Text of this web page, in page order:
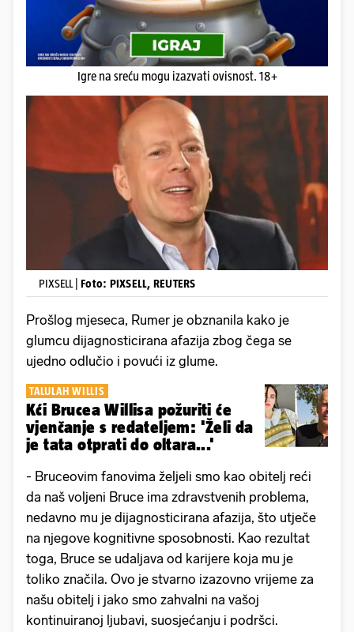
Igre na sreću mogu izazvati ovisnost. 18+
PIXSELL | Foto: PIXSELL, REUTERS
Prošlog mjeseca, Rumer je obznanila kako je
glumcu dijagnosticirana afazija zbog čega se
ujedno odlučio i povući iz glume.
TALULAH WILLIS
Kći Brucea Willisa požuriti će
vjenčanje s redateljem: 'Želi da
je tata otprati do oltara...'
- Bruceovim fanovima željeli smo kao obitelj reći
da naš voljeni Bruce ima zdravstvenih problema,
nedavno mu je dijagnosticirana afazija, što utječe
na njegove kognitivne sposobnosti. Kao rezultat
toga, Bruce se udaljava od karijere koja mu je
toliko značila. Ovo je stvarno izazovno vrijeme za
našu obitelj i jako smo zahvalni na vašoj
kontinuiranoj ljubavi, suosjećanju i podršci.